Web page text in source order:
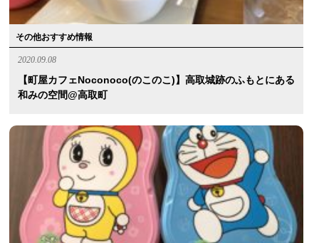
その他おすすめ情報
2020.09.08
【町屋カフェnoconoco(のこのこ)】高取城跡のふもとにある
和みの空間@高取町